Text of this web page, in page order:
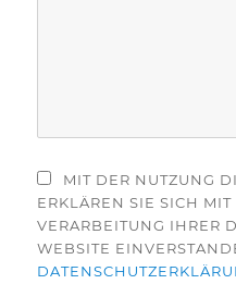
MIT DER NUTZUNG
ERKLÄREN SIE SICH
VERARBEITUNG IHRER
WEBSITE